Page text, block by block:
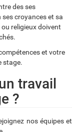
des ses
croyances et sa
religieux doivent
et votre
stage.
travail
?
nos équipes et